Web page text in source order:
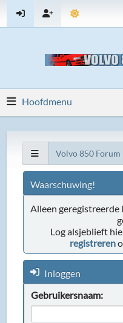
Hoofdmenu
Volvo 850 Forum
Waarschuwing!
Alleen
Log alsjeblieft
registreren
Inloggen
Gebruikersnaam: